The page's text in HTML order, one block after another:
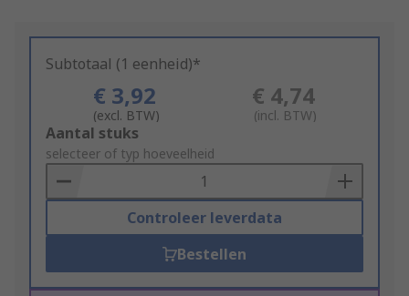
Subtotaal (1 eenheid)*
€ 3,92
(excl. BTW)
€ 4,74
(incl. BTW)
Add
to
Basket
Aantal stuks
selecteer of typ hoeveelheid
Controleer leverdata
Bestellen